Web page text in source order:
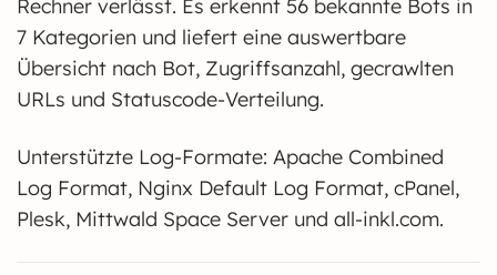
Rechner verlässt. Es erkennt 56 bekannte Bots in
7 Kategorien und liefert eine auswertbare
Übersicht nach Bot, Zugriffsanzahl, gecrawlten
URLs und Statuscode-Verteilung.
Unterstützte Log-Formate: Apache Combined
Log Format, Nginx Default Log Format, cPanel,
Plesk, Mittwald Space Server und all-inkl.com.